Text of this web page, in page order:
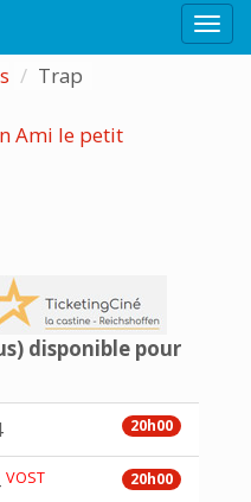
Trap
Ami le petit
disponible pour
20h00
20h00
VOST